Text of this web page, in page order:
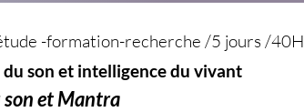
-formation-recherche /5 jours /40H
du son et intelligence du vivant
son et Mantra